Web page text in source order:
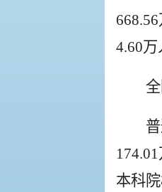
4.60万
本科